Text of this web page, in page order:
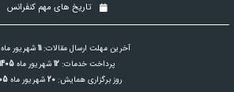
تاریخ های مهم کنفرانس
آخرین مهلت ارسال مقالات:11 شهریور ماه
پرداخت خدمات:12 شهریور ماه 1405
روز برگزاری همایش:20 شهریور ماه 1405